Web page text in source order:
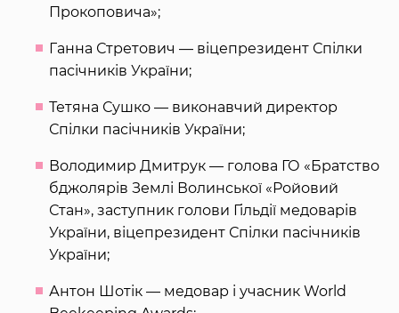
Прокоповича»;
Ганна Стретович — віцепрезидент Спілки
пасічників України;
Тетяна Сушко — виконавчий директор
Спілки пасічників України;
Володимир Дмитрук — голова ГО «Братство
бджолярів Землі Волинської «Ройовий
Стан», заступник голови Гільдії медоварів
України, віцепрезидент Спілки пасічників
України;
Антон Шотік — медовар і учасник World